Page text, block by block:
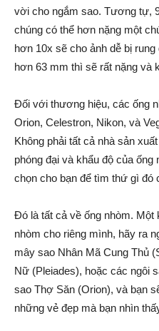
vời cho ngắm sao. Tương tự,
chúng có thể hơn nặng một
hơn 10x sẽ cho ảnh dễ bị
hơn 63 mm thì sẽ rất nặng và
Đối với thương hiệu, các ống
Orion, Celestron, Nikon, và
Không phải tất cả nhà sản
phóng đại và khẩu độ của
chọn cho bạn để tìm thứ gì đó
Đó là tất cả về ống nhòm.
nhòm cho riêng mình, hãy ra
mây sao Nhân Mã Cung Thủ
Nữ (Pleiades), hoặc các ngôi
sao Thợ Săn (Orion), và bạn
những vẻ đẹp mà bạn nhìn